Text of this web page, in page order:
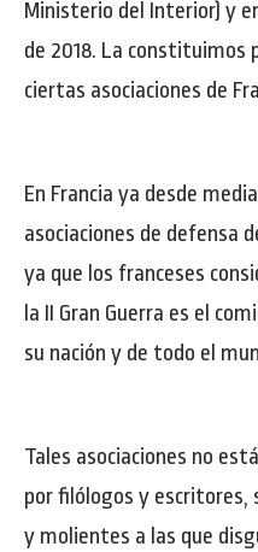
Ministerio del Interior) y
de 2018. La constituimos
ciertas asociaciones de
En Francia ya desde
asociaciones de defensa
ya que los franceses
la II Gran Guerra es el
su nación y de todo el
Tales asociaciones no
por filólogos y escritores,
y molientes a las que